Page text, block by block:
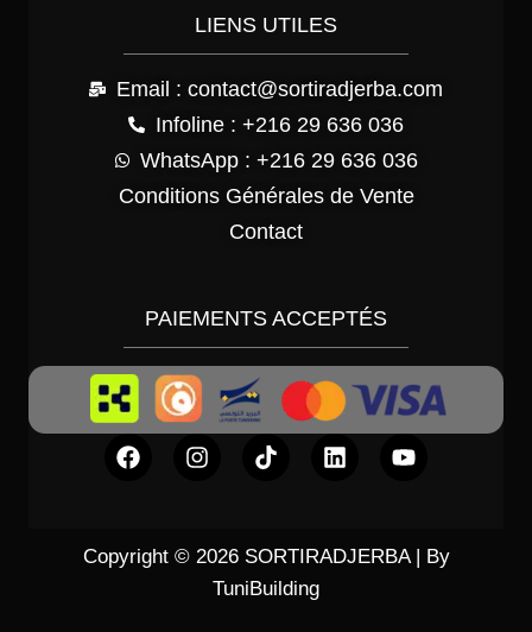
LIENS UTILES
Email : contact@sortiradjerba.com
Infoline : +216 29 636 036
WhatsApp : +216 29 636 036
Conditions Générales de Vente
Contact
PAIEMENTS ACCEPTÉS
Copyright © 2026 SORTIRADJERBA | By
TuniBuilding